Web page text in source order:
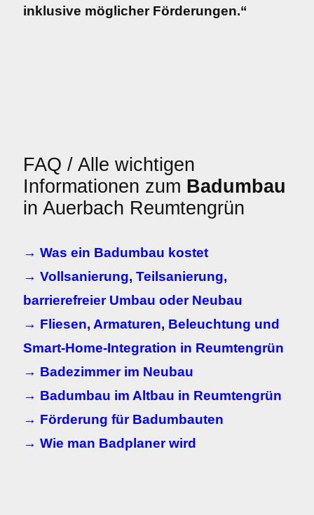
inklusive möglicher Förderungen.“
FAQ / Alle wichtigen
Informationen zum Badumbau
in Auerbach Reumtengrün
→ Was ein Badumbau kostet
→ Vollsanierung, Teilsanierung,
barrierefreier Umbau oder Neubau
→ Fliesen, Armaturen, Beleuchtung und
Smart-Home-Integration in Reumtengrün
→ Badezimmer im Neubau
→ Badumbau im Altbau in Reumtengrün
→ Förderung für Badumbauten
→ Wie man Badplaner wird